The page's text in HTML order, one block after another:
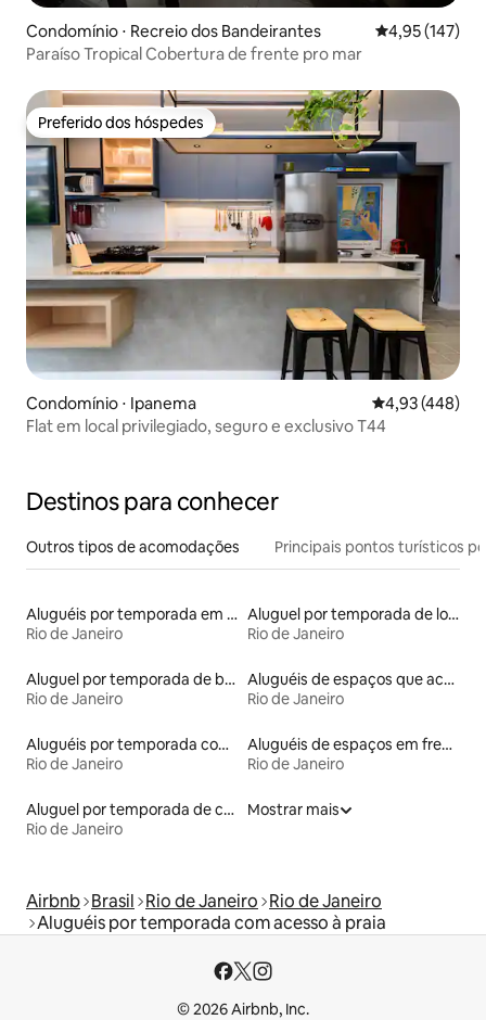
Condomínio ⋅ Recreio dos Bandeirantes 4,95 de uma
4,95 (147)
Paraíso Tropical Cobertura de frente pro mar
Preferido dos hóspedes
Preferido dos hóspedes
Condomínio ⋅ Ipanema 4,93 de uma
4,93 (448)
Flat em local privilegiado, seguro e exclusivo T44
Destinos para conhecer
Outros tipos de acomodações Principais pontos turísticos
Aluguéis por temporada em hotéis-fazenda
Rio de Janeiro
Aluguel por temporada de lofts
Rio de Janeiro
Aluguel por temporada de barcos
Rio de Janeiro
Aluguéis de espaços que aceitam animais de estimação
Rio de Janeiro
Aluguéis por temporada com café da manhã
Rio de Janeiro
Aluguéis de espaços em frente à praia
Rio de Janeiro
Aluguel por temporada de casas de veraneio
Rio de Janeiro
Mostrar mais
Airbnb Brasil Rio de Janeiro Rio de Janeiro
Aluguéis por temporada com acesso à praia
© 2026 Airbnb, Inc.